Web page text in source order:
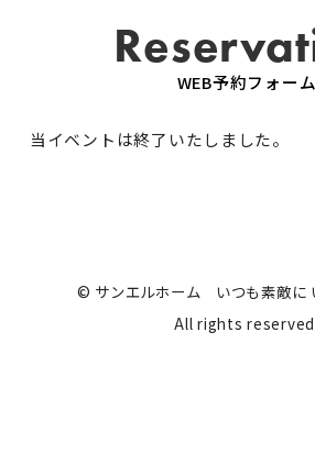
WEB予約フォーム
当イベントは終了いたしました。
© サンエルホーム いつも素敵に
All rights